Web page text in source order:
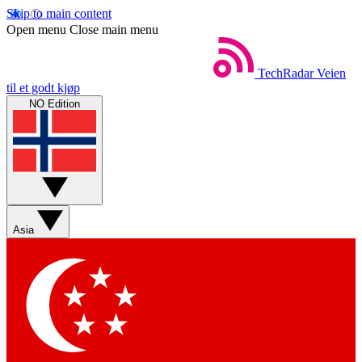
Skip to main content
Open menu Close main menu
TechRadar Veien
til et godt kjøp
NO Edition
Asia